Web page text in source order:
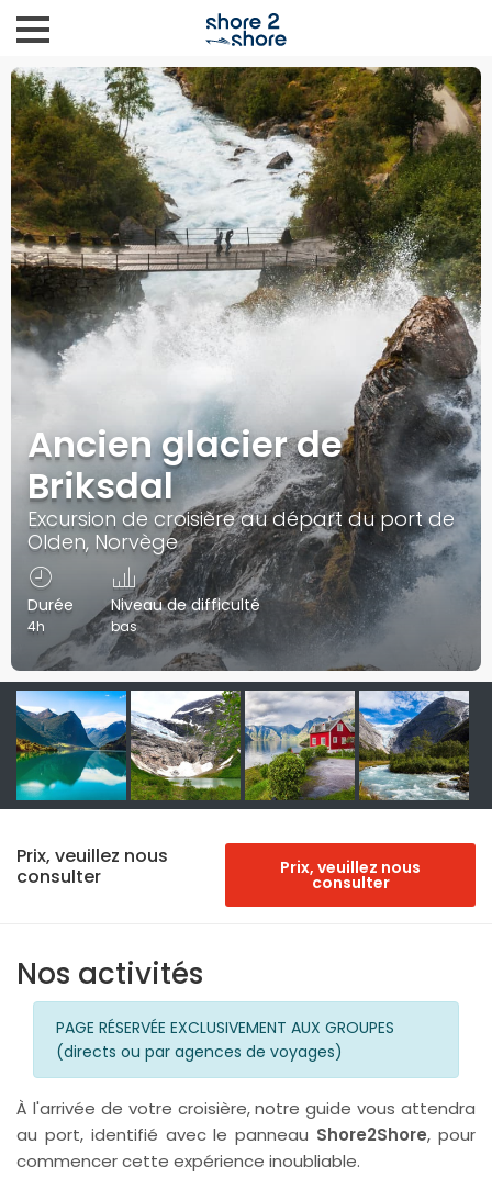
Ancien glacier de
Briksdal
Excursion de croisière au départ du port de
Olden, Norvège
Durée
4h
Niveau de difficulté
bas
Prix, veuillez nous
consulter
Prix, veuillez nous
consulter
Nos activités
PAGE RÉSERVÉE EXCLUSIVEMENT AUX GROUPES
(directs ou par agences de voyages)
À l'arrivée de votre croisière, notre guide vous attendra
au port, identifié avec le panneau Shore2Shore, pour
commencer cette expérience inoubliable.